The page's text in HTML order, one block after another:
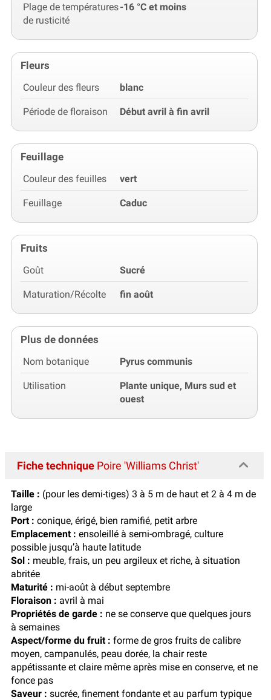
Plage de températures
de rusticité
-16 °C et moins
Fleurs
Couleur des fleurs blanc
Période de floraison Début avril à fin avril
Feuillage
Couleur des feuilles vert
Feuillage Caduc
Fruits
Goût Sucré
Maturation/Récolte fin août
Plus de données
Nom botanique Pyrus communis
Utilisation
Plante unique, Murs sud et
ouest
Fiche technique Poire 'Williams Christ'
Taille : (pour les demi-tiges) 3 à 5 m de haut et 2 à 4 m de
large
Port : conique, érigé, bien ramifié, petit arbre
Emplacement : ensoleillé à semi-ombragé, culture
possible jusqu’à haute latitude
Sol : meuble, frais, un peu argileux et riche, à situation
abritée
Maturité : mi-août à début septembre
Floraison : avril à mai
Propriétés de garde : ne se conserve que quelques jours
à semaines
Aspect/forme du fruit : forme de gros fruits de calibre
moyen, campanulés, peau dorée, la chair reste
appétissante et claire même après mise en conserve, et ne
fonce pas
Saveur : sucrée, finement fondante et au parfum typique